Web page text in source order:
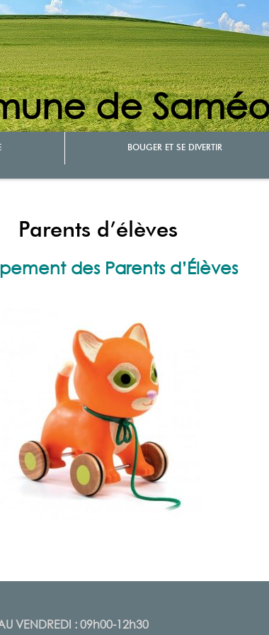
de
BOUGER ET SE DIVERTIR
Parents d’élèves
des Parents d’Élèves
VENDREDI : 09h00-12h30